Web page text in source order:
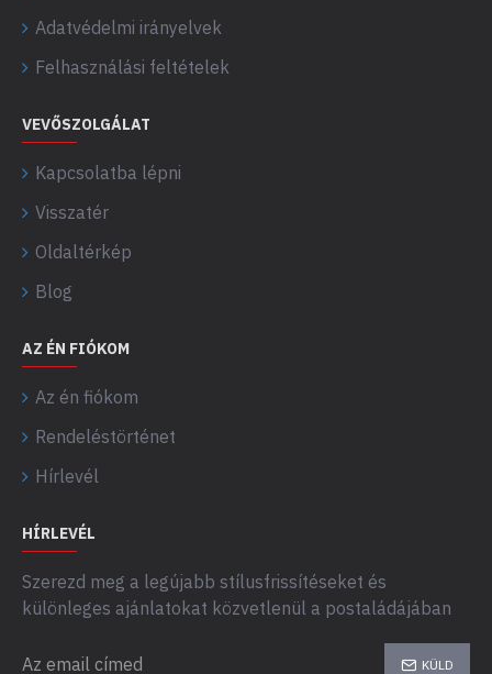
Adatvédelmi irányelvek
Felhasználási feltételek
VEVŐSZOLGÁLAT
Kapcsolatba lépni
Visszatér
Oldaltérkép
Blog
AZ ÉN FIÓKOM
Az én fiókom
Rendeléstörténet
Hírlevél
HÍRLEVÉL
Szerezd meg a legújabb stílusfrissítéseket és
különleges ajánlatokat közvetlenül a postaládájában
KÜLD